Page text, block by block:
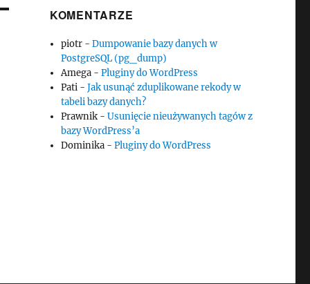
KOMENTARZE
piotr -Dumpowanie bazy danych w
PostgreSQL (pg_dump)
Amega -Pluginy do WordPress
Pati -Jak usunąć zduplikowane rekody w
tabeli bazy danych?
Prawnik -Usunięcie nieużywanych tagów z
bazy WordPress’a
Dominika -Pluginy do WordPress